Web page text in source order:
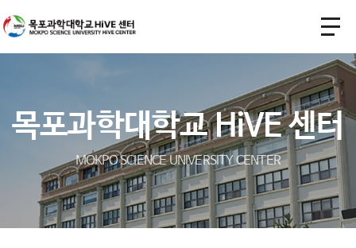
목포과학대학교 HiVE 센터
MOKPO SCIENCE UNIVERSITY CENTER